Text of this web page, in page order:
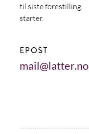
til siste forestilling
starter.
EPOST
mail@latter.no